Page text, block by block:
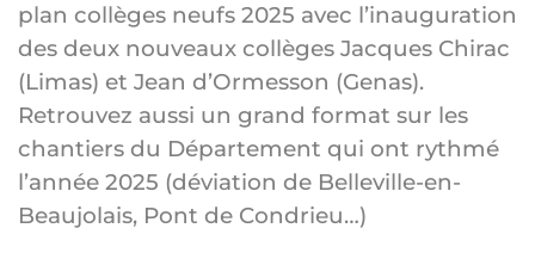
plan collèges neufs 2025 avec l’inauguration
des deux nouveaux collèges Jacques Chirac
(Limas) et Jean d’Ormesson (Genas).
Retrouvez aussi un grand format sur les
chantiers du Département qui ont rythmé
l’année 2025 (déviation de Belleville-en-
Beaujolais, Pont de Condrieu…)